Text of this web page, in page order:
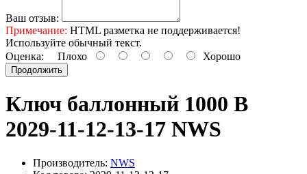
Ваш отзыв:
Примечание: HTML разметка не поддерживается!
Используйте обычный текст.
Оценка: Плохо Хорошо
Продолжить
Ключ баллонный 1000 В
2029-11-12-13-17 NWS
Производитель: NWS